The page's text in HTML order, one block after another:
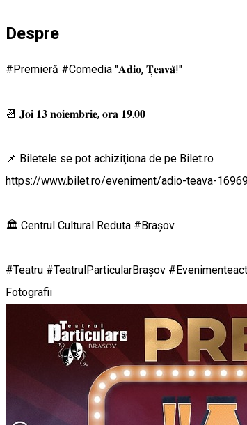
Despre
#Premieră #Comedia "𝐀𝐝𝐢𝐨, 𝐓̦𝐞𝐚𝐯𝐚̆!"
📆 𝐉𝐨𝐢 𝟏𝟑 𝐧𝐨𝐢𝐞𝐦𝐛𝐫𝐢𝐞, 𝐨𝐫𝐚 𝟏𝟗.𝟎𝟎
📌 Biletele se pot achiziţiona de pe Bilet.ro
https://www.bilet.ro/eveniment/adio-teava-
🏛 Centrul Cultural Reduta #Brașov
#Teatru #TeatrulParticularBrașov
Fotografii